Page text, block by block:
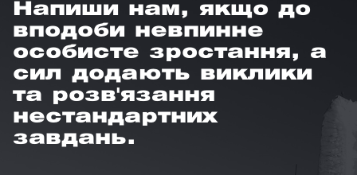
Напиши нам, якщо до
вподоби невпинне
особисте зростання, а
сил додають виклики
та розв'язання
нестандартних
завдань.